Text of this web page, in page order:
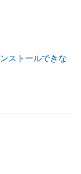
ストールできな